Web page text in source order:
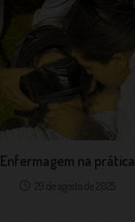
Enfermagem na prática
29 de agosto de 2025